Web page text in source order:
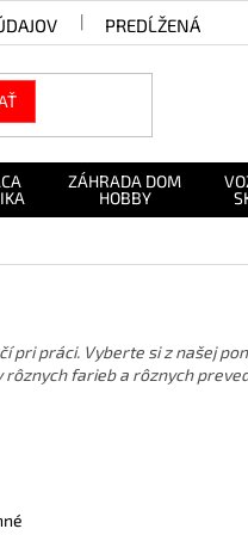
PREDĹŽENÁ
ZÁHRADA DOM
HOBBY
pri práci. Vyberte si z našej
rôznych farieb a rôznych